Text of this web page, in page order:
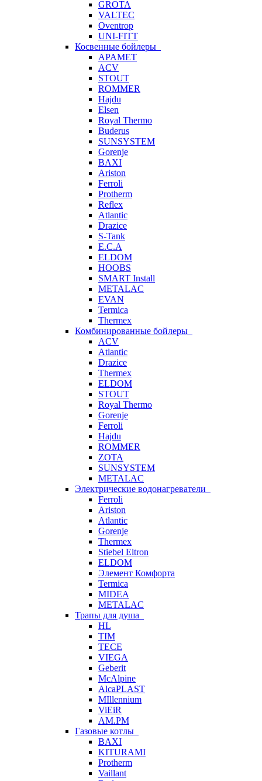
GROTA
VALTEC
Oventrop
UNI-FITT
Косвенные бойлеры
APAMET
ACV
STOUT
ROMMER
Hajdu
Elsen
Royal Thermo
Buderus
SUNSYSTEM
Gorenje
BAXI
Ariston
Ferroli
Protherm
Reflex
Atlantic
Drazice
S-Tank
E.C.A
ELDOM
HOOBS
SMART Install
METALAC
EVAN
Termica
Thermex
Комбинированные бойлеры
ACV
Atlantic
Drazice
Thermex
ELDOM
STOUT
Royal Thermo
Gorenje
Ferroli
Hajdu
ROMMER
ZOTA
SUNSYSTEM
METALAC
Электрические водонагреватели
Ferroli
Ariston
Atlantic
Gorenje
Thermex
Stiebel Eltron
ELDOM
Элемент Комфорта
Termica
MIDEA
METALAC
Трапы для душа
HL
TIM
TECE
VIEGA
Geberit
McAlpine
AlcaPLAST
MIllennium
ViEiR
AM.PM
Газовые котлы
BAXI
KITURAMI
Protherm
Vaillant